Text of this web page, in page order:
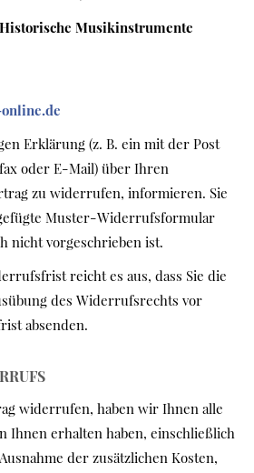
Musikinstrumente
Erklärung (z. B. ein mit der Post
oder E-Mail) über Ihren
zu widerrufen, informieren. Sie
Muster-Widerrufsformular
nicht vorgeschrieben ist.
reicht es aus, dass Sie die
des Widerrufsrechts vor
absenden.
widerrufen, haben wir Ihnen alle
Ihnen erhalten haben, einschließlich
der zusätzlichen Kosten,